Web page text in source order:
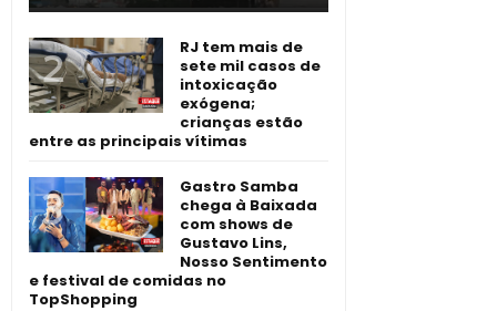
RJ tem mais de
sete mil casos de
intoxicação
exógena;
crianças estão
entre as principais vítimas
Gastro Samba
chega à Baixada
com shows de
Gustavo Lins,
Nosso Sentimento
e festival de comidas no
TopShopping